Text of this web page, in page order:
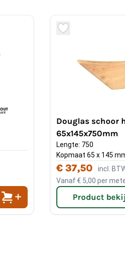
Douglas schoor
65x145x750mm
Lengte: 750
Kopmaat 65 x 145
€ 37,50
incl.
Vanaf€ 5,00 per
Product